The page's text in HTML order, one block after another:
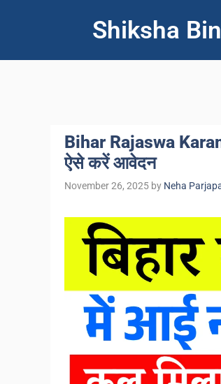
Shiksha
Bihar Rajaswa
ऐसे करें आवेदन
November 26, 2025 by Neha